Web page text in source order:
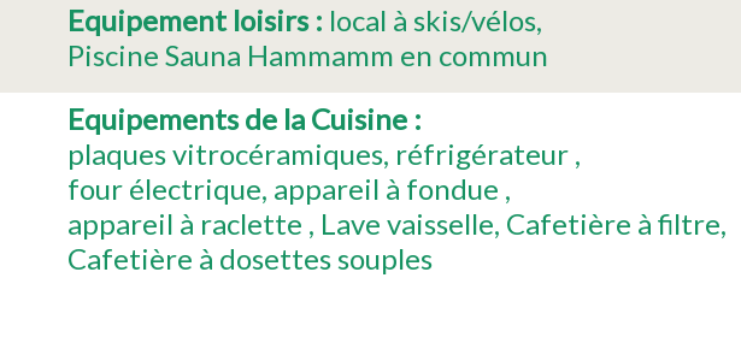
Equipement loisirs : local à skis/vélos
Piscine Sauna Hammamm en commun
Equipements de la Cuisine :
plaques vitrocéramiques réfrigérateur
four électrique appareil à fondue
appareil à raclette
Lave vaisselle Cafetière à filtre
Cafetière à dosettes souples